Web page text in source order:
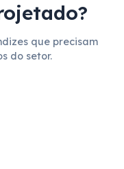
que precisam
do setor.